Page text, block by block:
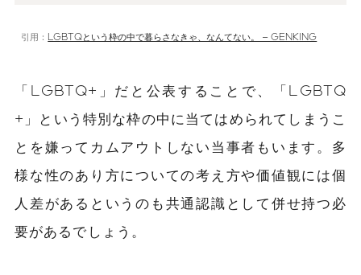
引用： LGBTQという枠の中で暮らさなきゃ、なんてない。 – GENKING
「LGBTQ+」だと公表することで、「LGBTQ
+」という特別な枠の中に当てはめられてしまうこ
とを嫌ってカムアウトしない当事者もいます。多
様な性のあり方についての考え方や価値観には個
人差があるというのも共通認識として併せ持つ必
要があるでしょう。